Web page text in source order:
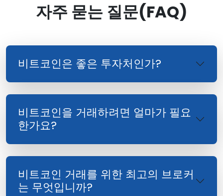
자주 묻는 질문(FAQ)
비트코인은 좋은 투자처인가?
비트코인을 거래하려면 얼마가 필요
한가요?
비트코인 거래를 위한 최고의 브로커
는 무엇입니까?